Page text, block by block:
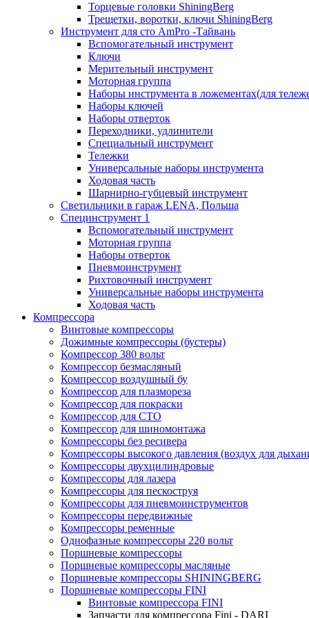
Торцевые головки ShiningBerg
Трещетки, воротки, ключи ShiningBerg
Инструмент для сто AmPro -Тайвань
Вспомогательный инструмент
Ключи
Мерительный инструмент
Моторная группа
Наборы инструмента в ложементах(для
Наборы ключей
Наборы отверток
Переходники, удлинители
Специальный инструмент
Тележки
Универсальные наборы инструмента
Ходовая часть
Шарнирно-губцевый инструмент
Светильники в гараж LENA, Польша
Специнструмент 1
Вспомогательный инструмент
Моторная группа
Наборы отверток
Пневмоинструмент
Рихтовочный инструмент
Универсальные наборы инструмента
Ходовая часть
Компрессора
Винтовые компрессоры
Дожимные компрессоры (бустеры)
Компрессор 380 вольт
Компрессор безмасляный
Компрессор воздушный бу
Компрессор для плазмореза
Компрессор для покраски
Компрессор для СТО
Компрессор для шиномонтажа
Компрессоры без ресивера
Компрессоры высокого давления (воздух для
Компрессоры двухцилиндровые
Компрессоры для лазера
Компрессоры для пескоструя
Компрессоры для пневмоинструментов
Компрессоры передвижные
Компрессоры ременные
Однофазные компрессоры 220 вольт
Поршневые компрессоры
Поршневые компрессоры масляные
Поршневые компрессоры SHININGBERG
Поршневые компрессоры FINI
Винтовые компрессора FINI
Запчасти для компрессора Fini - DARI